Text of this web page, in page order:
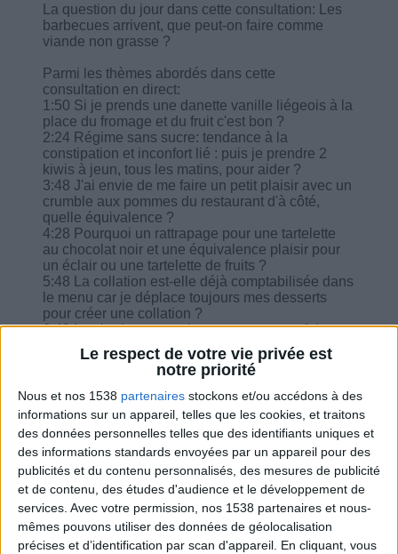
Le respect de votre vie privée est
notre priorité
Nous et nos 1538 partenaires stockons et/ou accédons à des
informations sur un appareil, telles que les cookies, et traitons
des données personnelles telles que des identifiants uniques et
des informations standards envoyées par un appareil pour des
publicités et du contenu personnalisés, des mesures de publicité
et de contenu, des études d'audience et le développement de
services. Avec votre permission, nos 1538 partenaires et nous-
mêmes pouvons utiliser des données de géolocalisation
précises et d’identification par scan d'appareil. En cliquant, vous
La question du jour dans cette consultation: Les
barbecues arrivent, que peut-on faire comme
viande non grasse ?
Parmi les thèmes abordés dans cette
consultation en direct:
1:50 Si je prends une danette vanille liégeois à la
place du fromage et du fruit c'est bon ?
2:24 Régime sans sucre: tendance à la
constipation et inconfort lié : puis je prendre 2
kiwis à jeun, tous les matins, pour aider ?
3:48 J'ai envie de me faire un petit plaisir avec un
crumble aux pommes du restaurant d'à côté,
quelle équivalence ?
4:28 Pourquoi un rattrapage pour une tartelette
au chocolat noir et une équivalence plaisir pour
un éclair ou une tartelette de fruits ?
5:48 La collation est-elle déjà comptabilisée dans
le menu car je déplace toujours mes desserts
pour créer une collation ?
6:43 Les barbecues arrivent, que peut-on faire
comme viande non grasse ?
8:09 Puis-je m'accorder un peu de chocolat de
pâques ? Combien de petits œufs pralinés ?
9:15 Ce midi j'ai mange une salade composée
avec laitue tomate concombre, 1 œuf et de thon, il
me manque quoi par ex., du pain ?
10:05 Pour des yaourts sveltesses à la pistache,
est-ce que je dois retirer quelque chose de ma
journée ?
11:03 Régime sans matière grasse et sans sucre
: puis-je en prendre en petite quantité de temps
en temps ?